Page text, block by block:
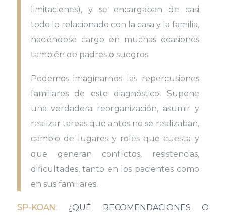
limitaciones), y se encargaban de casi
todo lo relacionado con la casa y la familia,
haciéndose cargo en muchas ocasiones
también de padres o suegros.
Podemos imaginarnos las repercusiones
familiares de este diagnóstico. Supone
una verdadera reorganización, asumir y
realizar tareas que antes no se realizaban,
cambio de lugares y roles que cuesta y
que generan conflictos, resistencias,
dificultades, tanto en los pacientes como
en sus familiares.
SP-KOAN:¿QUÉ RECOMENDACIONES O